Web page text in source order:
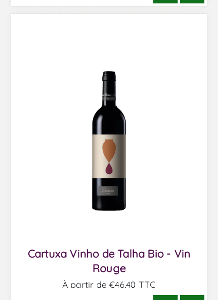
Cartuxa Vinho de Talha Bio - Vin
Rouge
À partir de €46,40 TTC